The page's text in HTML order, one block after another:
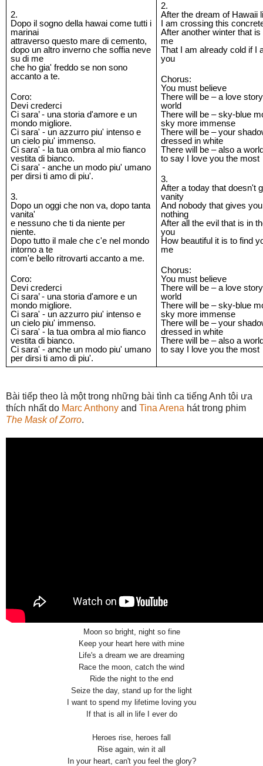
2.
Dopo il sogno della hawai come tutti i
marinai
attraverso questo mare di cemento,
dopo un altro inverno che soffia neve
su di me
che ho gia' freddo se non sono
accanto a te.
Coro:
Devi crederci
Ci sara’ - una storia d'amore e un
mondo migliore.
Ci sara' - un azzurro piu' intenso e
un cielo piu' immenso.
Ci sara' - la tua ombra al mio fianco
vestita di bianco.
Ci sara' - anche un modo piu' umano
per dirsi ti amo di piu'.
3.
Dopo un oggi che non va, dopo tanta
vanita'
e nessuno che ti da niente per
niente.
Dopo tutto il male che c'e nel mondo
intorno a te
com'e bello ritrovarti accanto a me.
Coro:
Devi crederci
Ci sara’ - una storia d'amore e un
mondo migliore.
Ci sara' - un azzurro piu' intenso e
un cielo piu' immenso.
Ci sara' - la tua ombra al mio fianco
vestita di bianco.
Ci sara' - anche un modo piu' umano
per dirsi ti amo di piu'.
2.
After the dream of Hawaii
I am crossing this
After another winter that
me
That I am already cold if I
you
Chorus:
You must believe
There will be – a love
world
There will be – sky-blue
sky more immense
There will be – your
dressed in white
There will be – also a
to say I love you the most
3.
After a today that doesn't
vanity
And nobody that gives
nothing
After all the evil that is in
you
How beautiful it is to find
me
Chorus:
You must believe
There will be – a love
world
There will be – sky-blue
sky more immense
There will be – your
dressed in white
There will be – also a
to say I love you the most
Bài tiếp theo là một trong những bài tình ca tiếng Anh tôi ưa
thích nhất do Marc Anthony and Tina Arena hát trong phim
The Mask of Zorro.
Moon so bright, night so fine
Keep your heart here with mine
Life's a dream we are dreaming
Race the moon, catch the wind
Ride the night to the end
Seize the day, stand up for the light
I want to spend my lifetime loving you
If that is all in life I ever do
Heroes rise, heroes fall
Rise again, win it all
In your heart, can't you feel the glory?